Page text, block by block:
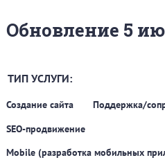
Обновление 5
ТИП УСЛУГИ:
Создание сайта
Поддержка/
SEO-продвижение
Mobile (разработка мобильных